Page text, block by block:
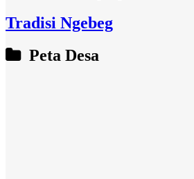
Tradisi Ngebeg
Peta Desa